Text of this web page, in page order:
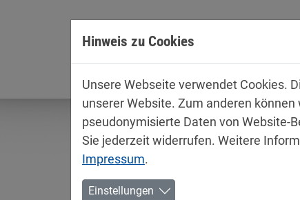
Hinweis zu Cookies
Unsere Webseite verwendet Cookies.
unserer Website. Zum anderen
pseudonymisierte Daten von Website-
Sie jederzeit widerrufen. Weitere
Impressum.
Einstellungen